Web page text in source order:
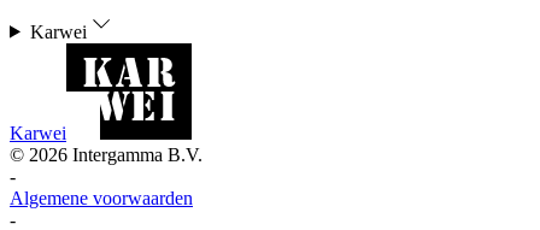
Karwei
Karwei
© 2026 Intergamma B.V.
-
Algemene voorwaarden
-